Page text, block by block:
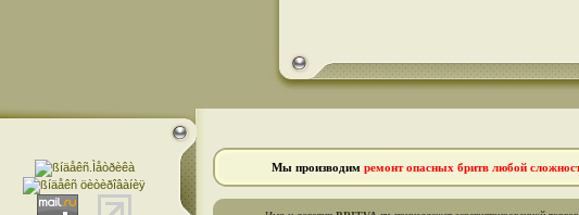
Мы производим ремонт опасных бритв любой